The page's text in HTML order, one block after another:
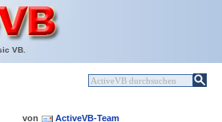
VB.
von ActiveVB-Team